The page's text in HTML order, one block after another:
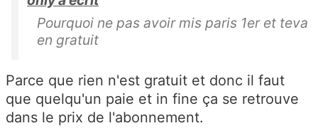
Pourquoi ne pas avoir mis paris 1er et teva
en gratuit
Parce que rien n'est gratuit et donc il faut
que quelqu'un paie et in fine ça se retrouve
dans le prix de l'abonnement.